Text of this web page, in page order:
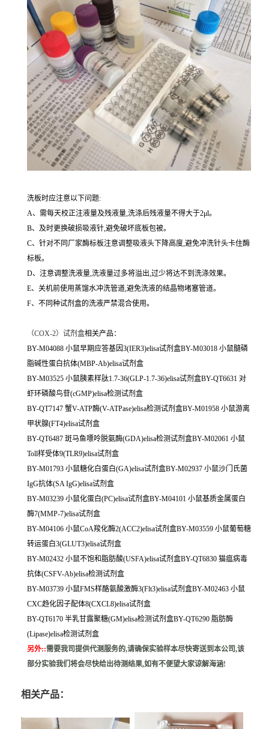
洗板时应注意以下问题:
A、需每天校正注液量及残液量,洗涤后残液量不得大于2μl。
B、及时更换破损吸液针,避免破坏底板包被。
C、针对不同厂家酶标板注意调整吸液头下降高度,避免冲洗针头卡住酶
标板。
D、注意调整洗液量,洗液量过多将溢出,过少将达不到洗涤效果。
E、关机前使用蒸馏水冲洗管道,避免洗液的结晶物堵塞管道。
F、不同种试剂盒的洗液严禁混合使用。
（COX-2）试剂盒相关产品：
BY-M04088 小鼠早期应答基因3(IER3)elisa试剂盒BY-M03018 小鼠髓磷
脂碱性蛋白抗体(MBP-Ab)elisa试剂盒
BY-M03525 小鼠胰素样肽1.7-36(GLP-1.7-36)elisa试剂盒BY-QT6631 对
虾环磷酸鸟苷(cGMP)elisa检测试剂盒
BY-QT7147 蟹V-ATP酶(V-ATPase)elisa检测试剂盒BY-M01958 小鼠游离
甲状腺(FT4)elisa试剂盒
BY-QT6487 斑马鱼嘌呤脱氨酶(GDA)elisa检测试剂盒BY-M02061 小鼠
Toll样受体9(TLR9)elisa试剂盒
BY-M01793 小鼠糖化白蛋白(GA)elisa试剂盒BY-M02937 小鼠沙门氏菌
IgG抗体(SA IgG)elisa试剂盒
BY-M03239 小鼠化蛋白(PC)elisa试剂盒BY-M04101 小鼠基质金属蛋白
酶7(MMP-7)elisa试剂盒
BY-M04106 小鼠CoA羧化酶2(ACC2)elisa试剂盒BY-M03559 小鼠葡萄糖
转运蛋白3(GLUT3)elisa试剂盒
BY-M02432 小鼠不饱和脂肪酸(USFA)elisa试剂盒BY-QT6830 猫瘟病毒
抗体(CSFV-Ab)elisa检测试剂盒
BY-M03739 小鼠FMS样酪氨酸激酶3(Flt3)elisa试剂盒BY-M02463 小鼠
CXC趋化因子配体8(CXCL8)elisa试剂盒
BY-QT6170 半乳甘露聚糖(GM)elisa检测试剂盒BY-QT6290 脂肪酶
(Lipase)elisa检测试剂盒
另外::需要我司提供代测服务的,请确保实验样本尽快寄送到本公司,该
部分实验我们将会尽快给出待测结果,如有不便望大家谅解海涵!
相关产品：